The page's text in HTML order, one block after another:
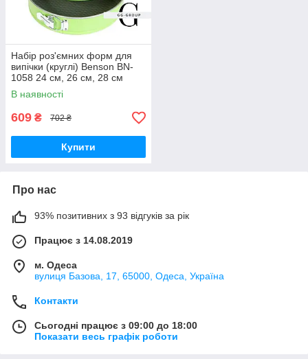
Набір роз'ємних форм для
випічки (круглі) Benson BN-
1058 24 см, 26 см, 28 см
В наявності
609 ₴ 702 ₴
Купити
Про нас
93% позитивних з 93 відгуків за рік
Працює з 14.08.2019
м. Одеса
вулиця Базова, 17, 65000, Одеса, Україна
Контакти
Сьогодні працює з 09:00 до 18:00
Показати весь графік роботи